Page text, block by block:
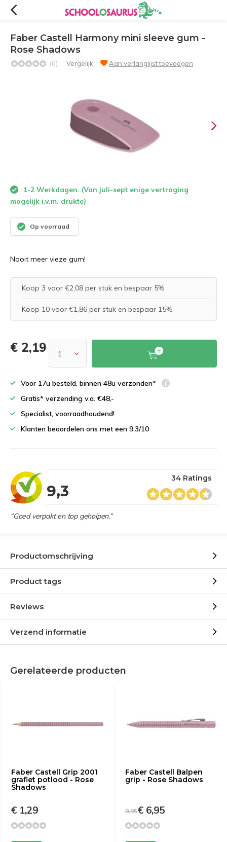
Faber Castell Harmony mini sleeve gum -
Rose Shadows
(0) Vergelijk Aan verlanglijst toevoegen
1-2 Werkdagen. (Van juli-sept enige vertraging
mogelijk i.v.m. drukte)
Op voorraad
Nooit meer vieze gum!
Koop 3 voor €2,08 per stuk en bespaar 5%
Koop 10 voor €1,86 per stuk en bespaar 15%
€ 2,19
Voor 17u besteld, binnen 48u verzonden*
Gratis* verzending v.a. €48,-
Specialist, voorraadhoudend!
Klanten beoordelen ons met een 9,3/10
9,3
34 Ratings
“Goed verpakt en top geholpen.”
Productomschrijving
Product tags
Reviews
Verzend informatie
Gerelateerde producten
Faber Castell Grip 2001
grafiet potlood - Rose
Shadows
€ 1,29
Faber Castell Balpen
grip - Rose Shadows
8,95€ 6,95